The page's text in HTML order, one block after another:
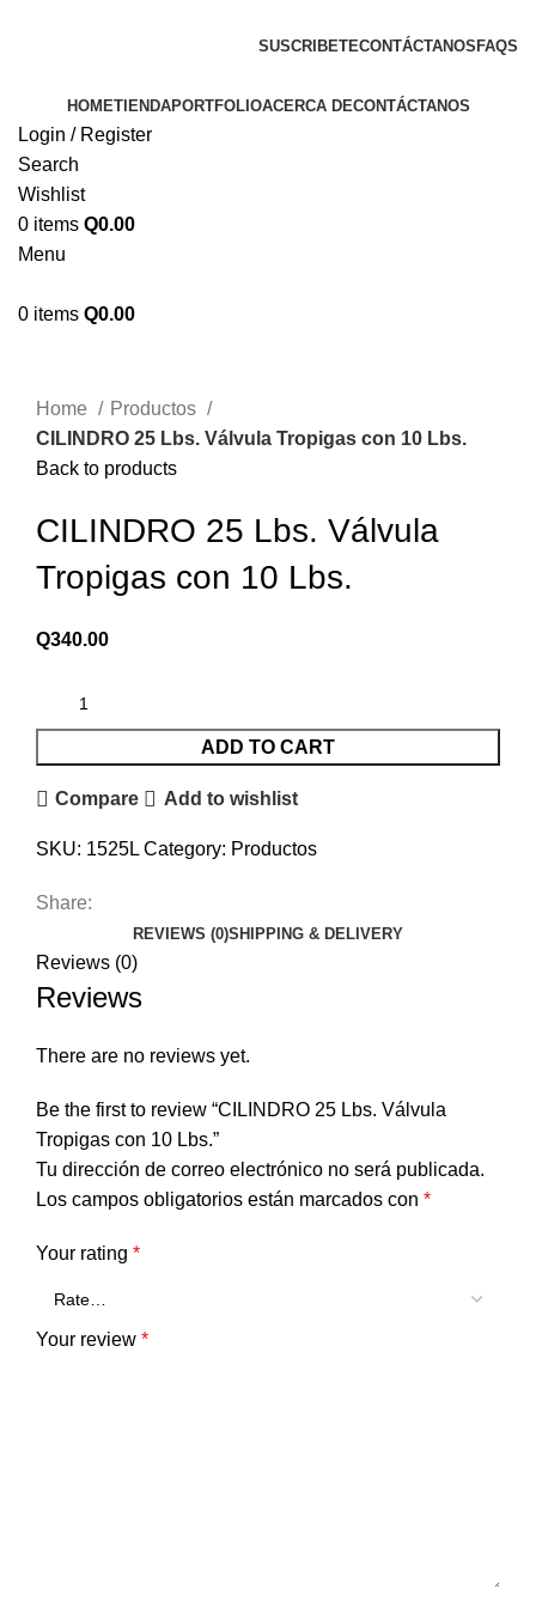
SUSCRIBETECONTÁCTANOS FAQS
HOMETIENDAPORTFOLIOACERCA DECONTÁCTANOS
Login / Register
Search
Wishlist
0 items Q0.00
Menu
0 items Q0.00
Home
Productos
CILINDRO 25 Lbs. Válvula Tropigas con 10 Lbs.
Back to products
CILINDRO 25 Lbs. Válvula
Tropigas con 10 Lbs.
Q340.00
ADD TO CART
Compare Add to wishlist
SKU: 1525L Category: Productos
Share:
REVIEWS (0)SHIPPING & DELIVERY
Reviews (0)
Reviews
There are no reviews yet.
Be the first to review “CILINDRO 25 Lbs. Válvula
Tropigas con 10 Lbs.”
Tu dirección de correo electrónico no será publicada.
Los campos obligatorios están marcados con *
Your rating *
Your review *